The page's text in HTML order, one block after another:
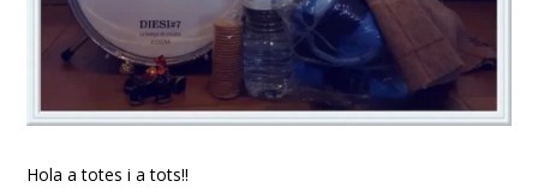
Hola a totes i a tots!!